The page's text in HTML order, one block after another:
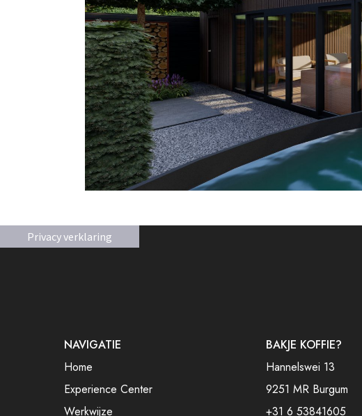
Privacy verklaring
NAVIGATIE
Home
Experience Center
Werkwijze
BAKJE KOFFIE?
Hannelswei 13
9251 MR Burgum
+31 6 53841605